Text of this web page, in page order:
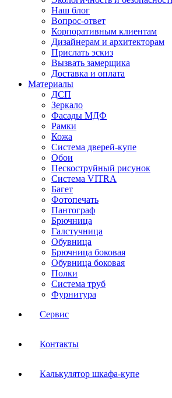
Наш блог
Вопрос-ответ
Корпоративным клиентам
Дизайнерам и архитекторам
Прислать эскиз
Вызвать замерщика
Доставка и оплата
Материалы
ДСП
Зеркало
Фасады МДФ
Рамки
Кожа
Система дверей-купе
Обои
Пескоструйный рисунок
Система VITRA
Багет
Фотопечать
Пантограф
Брючница
Галстучница
Обувница
Брючница боковая
Обувница боковая
Полки
Система труб
Фурнитура
Сервис
Контакты
Калькулятор шкафа-купе